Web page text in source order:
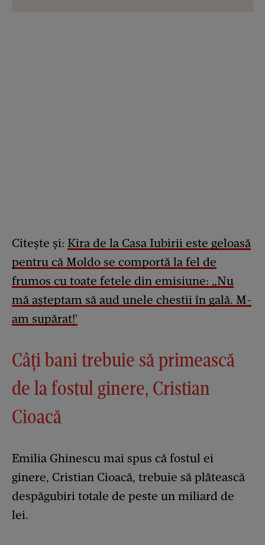
Citește și: Kira de la Casa Iubirii este geloasă
pentru că Moldo se comportă la fel de
frumos cu toate fetele din emisiune: „Nu
mă așteptam să aud unele chestii în gală. M-
am supărat!'
Câți bani trebuie să primească
de la fostul ginere, Cristian
Cioacă
Emilia Ghinescu mai spus că fostul ei
ginere, Cristian Cioacă, trebuie să plătească
despăgubiri totale de peste un miliard de
lei.